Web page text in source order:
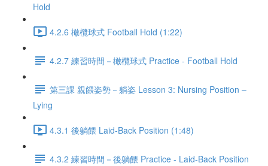
Hold
4.2.6 橄欖球式 Football Hold (1:22)
4.2.7 練習時間－橄欖球式 Practice - Football Hold
第三課 親餵姿勢－躺姿 Lesson 3: Nursing Position –
Lying
4.3.1 後躺餵 Laid-Back Position (1:48)
4.3.2 練習時間－後躺餵 Practice - Laid-Back Position